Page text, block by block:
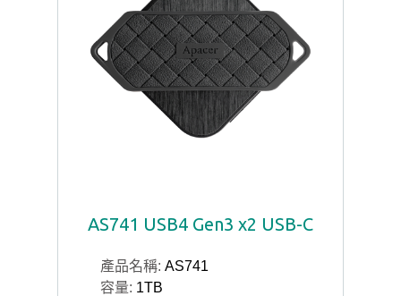
AS741 USB4 Gen3 x2 USB-C
產品名稱: AS741
容量: 1TB